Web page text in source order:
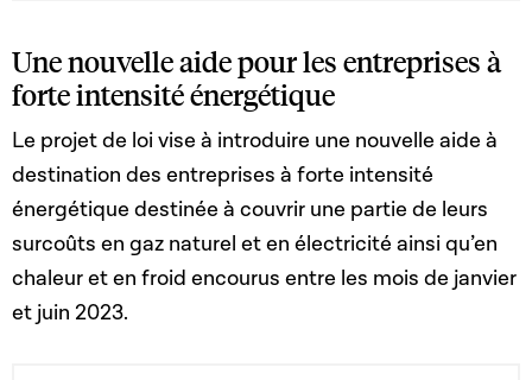
Une nouvelle aide pour les entreprises à
forte intensité énergétique
Le projet de loi vise à introduire une nouvelle aide à
destination des entreprises à forte intensité
énergétique destinée à couvrir une partie de leurs
surcoûts en gaz naturel et en électricité ainsi qu’en
chaleur et en froid encourus entre les mois de janvier
et juin 2023.